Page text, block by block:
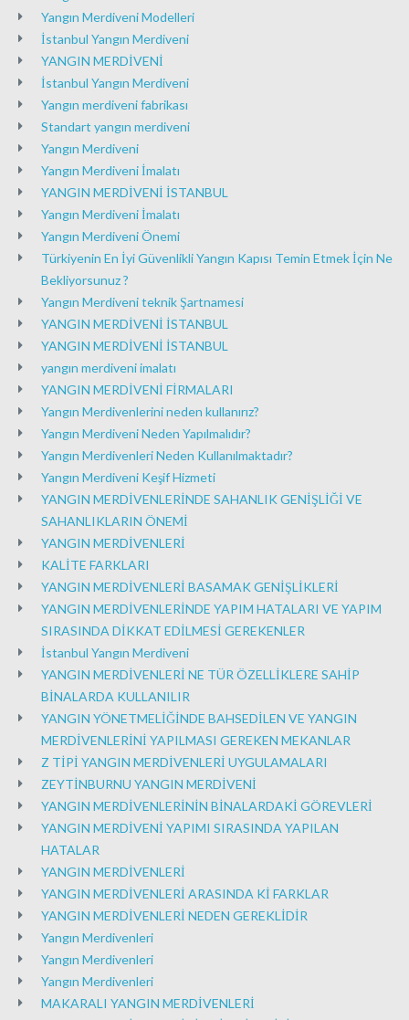
Yangın Merdiveni Modelleri
İstanbul Yangın Merdiveni
YANGIN MERDİVENİ
İstanbul Yangın Merdiveni
Yangın merdiveni fabrikası
Standart yangın merdiveni
Yangın Merdiveni
Yangın Merdiveni İmalatı
YANGIN MERDİVENİ İSTANBUL
Yangın Merdiveni İmalatı
Yangın Merdiveni Önemi
Türkiyenin En İyi Güvenlikli Yangın Kapısı Temin Etmek İçin Ne
Bekliyorsunuz ?
Yangın Merdiveni teknik Şartnamesi
YANGIN MERDİVENİ İSTANBUL
YANGIN MERDİVENİ İSTANBUL
yangın merdiveni imalatı
YANGIN MERDİVENİ FİRMALARI
Yangın Merdivenlerini neden kullanırız?
Yangın Merdiveni Neden Yapılmalıdır?
Yangın Merdivenleri Neden Kullanılmaktadır?
Yangın Merdiveni Keşif Hizmeti
YANGIN MERDİVENLERİNDE SAHANLIK GENİŞLİĞİ VE
SAHANLIKLARIN ÖNEMİ
YANGIN MERDİVENLERİ
KALİTE FARKLARI
YANGIN MERDİVENLERİ BASAMAK GENİŞLİKLERİ
YANGIN MERDİVENLERİNDE YAPIM HATALARI VE YAPIM
SIRASINDA DİKKAT EDİLMESİ GEREKENLER
İstanbul Yangın Merdiveni
YANGIN MERDİVENLERİ NE TÜR ÖZELLİKLERE SAHİP
BİNALARDA KULLANILIR
YANGIN YÖNETMELİĞİNDE BAHSEDİLEN VE YANGIN
MERDİVENLERİNİ YAPILMASI GEREKEN MEKANLAR
Z TİPİ YANGIN MERDİVENLERİ UYGULAMALARI
ZEYTİNBURNU YANGIN MERDİVENİ
YANGIN MERDİVENLERİNİN BİNALARDAKİ GÖREVLERİ
YANGIN MERDİVENİ YAPIMI SIRASINDA YAPILAN
HATALAR
YANGIN MERDİVENLERİ
YANGIN MERDİVENLERİ ARASINDA Kİ FARKLAR
YANGIN MERDİVENLERİ NEDEN GEREKLİDİR
Yangın Merdivenleri
Yangın Merdivenleri
Yangın Merdivenleri
MAKARALI YANGIN MERDİVENLERİ